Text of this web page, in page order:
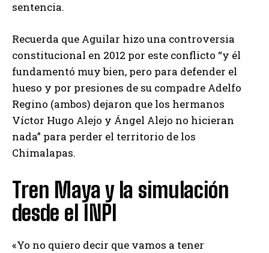
sentencia.
Recuerda que Aguilar hizo una controversia
constitucional en 2012 por este conflicto “y él
fundamentó muy bien, pero para defender el
hueso y por presiones de su compadre Adelfo
Regino (ambos) dejaron que los hermanos
Víctor Hugo Alejo y Ángel Alejo no hicieran
nada” para perder el territorio de los
Chimalapas.
Tren Maya y la simulación
desde el INPI
«Yo no quiero decir que vamos a tener